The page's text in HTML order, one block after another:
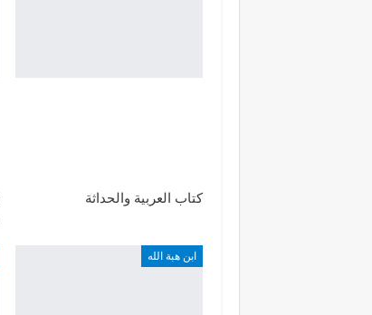
كتاب العربية والحداثة
ابن هبة الله